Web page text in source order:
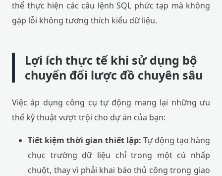
thể thực hiện các câu lệnh SQL phức tạp mà không
gặp lỗi không tương thích kiểu dữ liệu.
Lợi ích thực tế khi sử dụng bộ
chuyển đổi lược đồ chuyên sâu
Việc áp dụng công cụ tự động mang lại những ưu
thế kỹ thuật vượt trội cho dự án của bạn:
Tiết kiệm thời gian thiết lập: Tự động tạo hàng
chục trường dữ liệu chỉ trong một cú nhấp
chuột, thay vì phải khai báo thủ công trong giao